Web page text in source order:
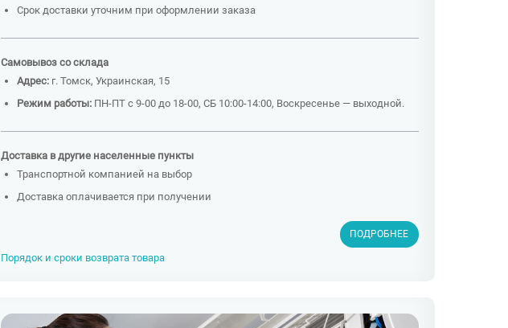
Срок доставки уточним при оформлении заказа
Самовывоз со склада
Адрес:г. Томск, Украинская, 15
Режим работы:ПН-ПТ с 9-00 до 18-00, СБ 10:00-14:00, Воскресенье — выходной.
Доставка в другие населенные пункты
Транспортной компанией на выбор
Доставка оплачивается при получении
ПОДРОБНЕЕ
Порядок и сроки возврата товара